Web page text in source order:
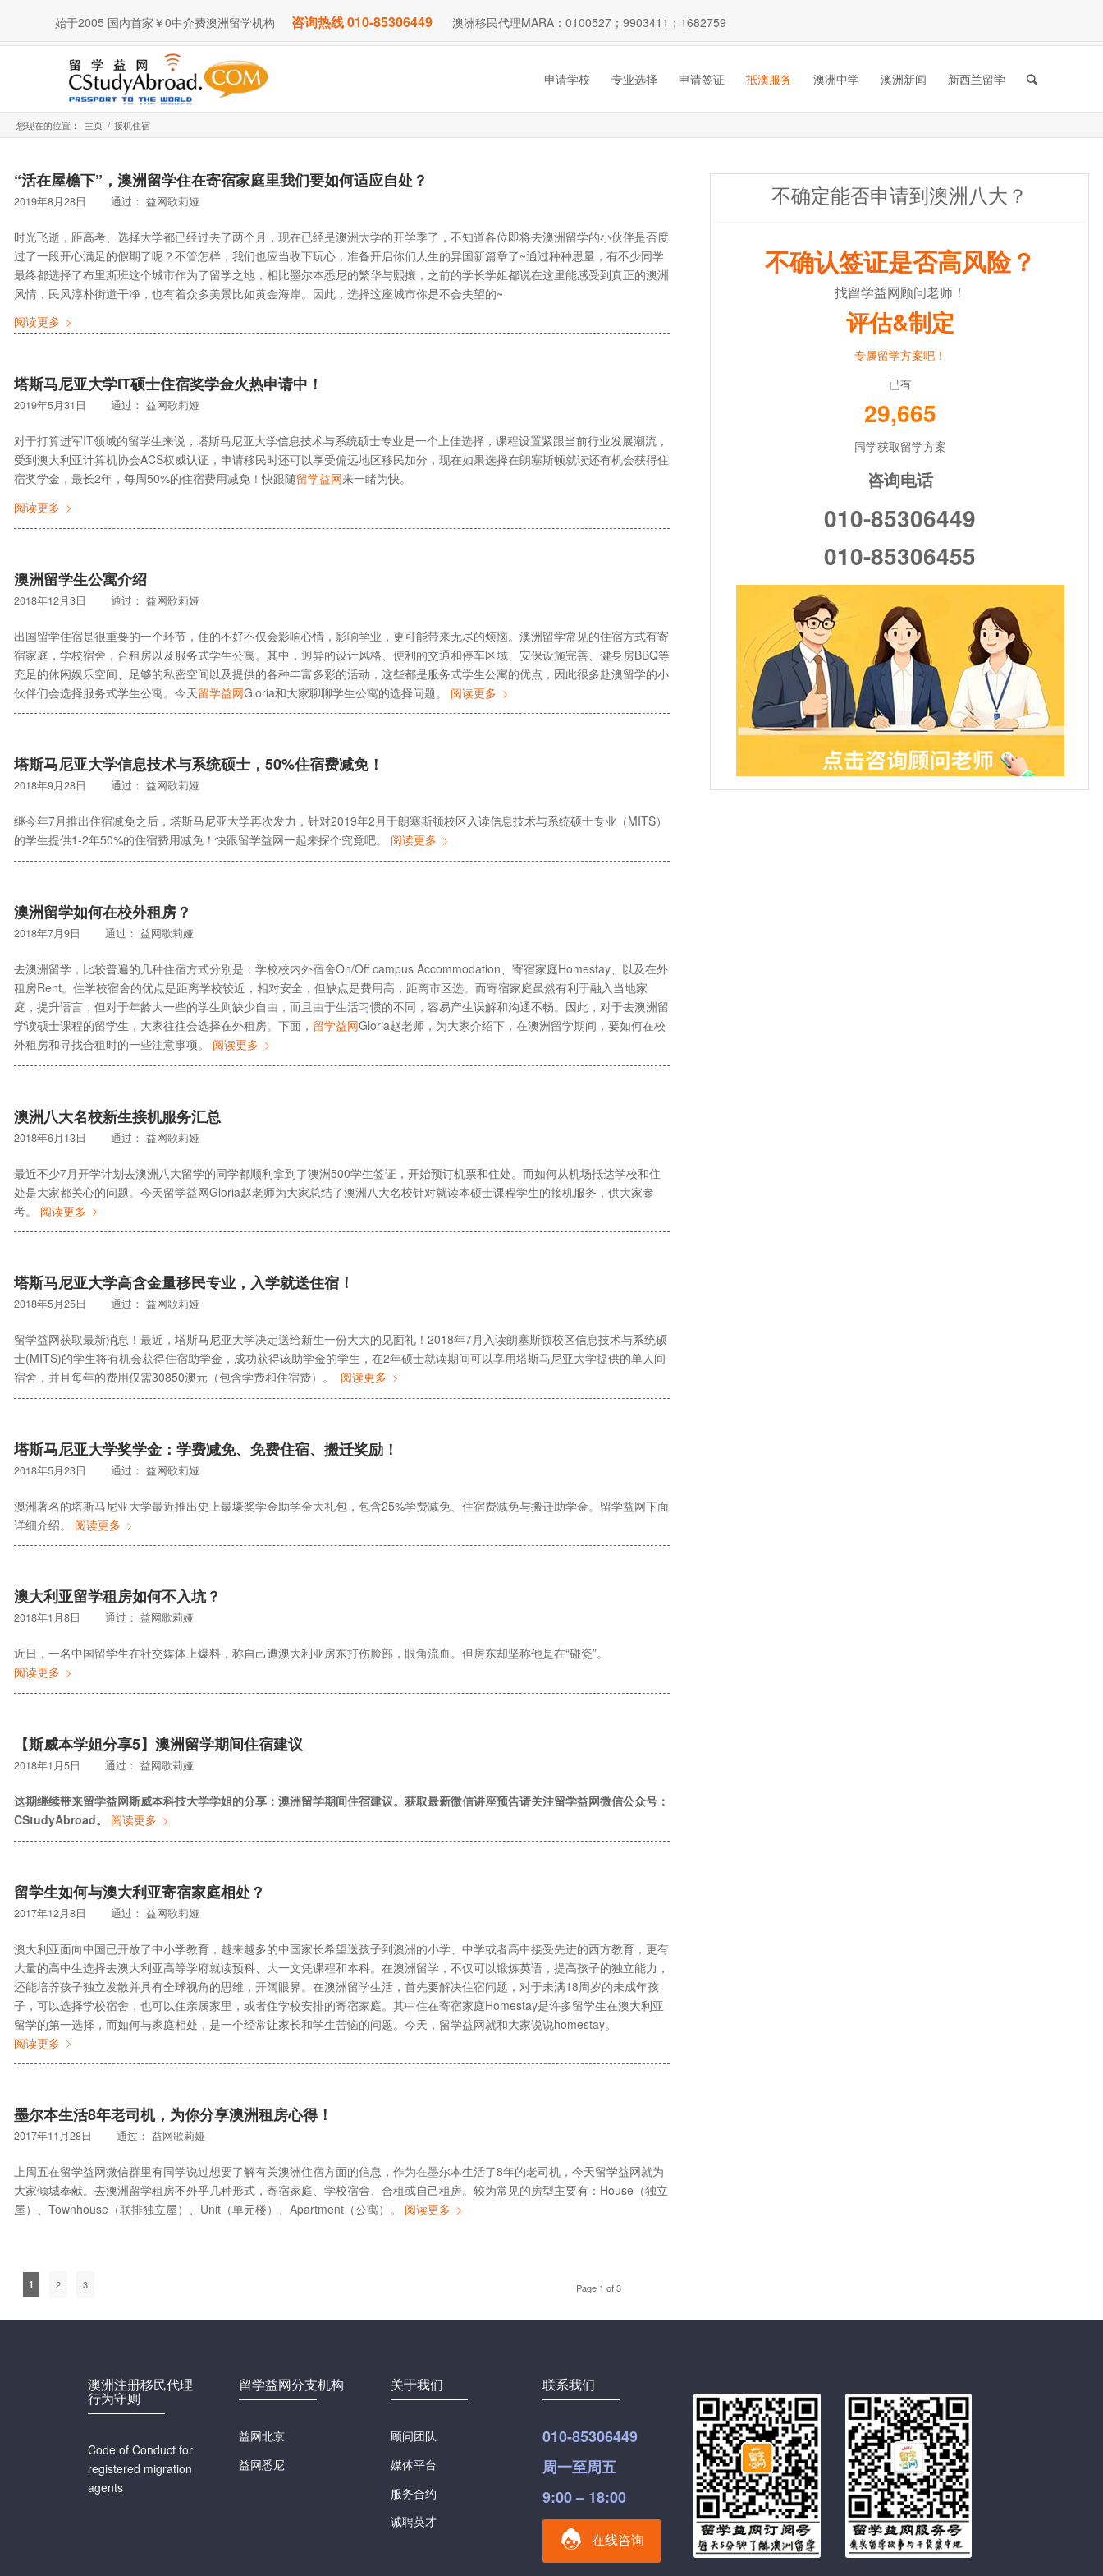
始于2005 国内首家￥0中介费澳洲留学机构 咨询热线 010-85306449 澳洲移民代理MARA：0100527；9903411；1682759
申请学校 专业选择 申请签证 抵澳服务 澳洲中学 澳洲新闻 新西兰留学
您现在的位置： 主页 / 接机住宿
“活在屋檐下”，澳洲留学住在寄宿家庭里我们要如何适应自处？
2019年8月28日 通过： 益网歌莉娅
时光飞逝，距高考、选择大学都已经过去了两个月，现在已经是澳洲大学的开学季了，不知道各位即将去澳洲留学的小伙伴是否度
过了一段开心满足的假期了呢？不管怎样，我们也应当收下玩心，准备开启你们人生的异国新篇章了~通过种种思量，有不少同学
最终都选择了布里斯班这个城市作为了留学之地，相比墨尔本悉尼的繁华与熙攘，之前的学长学姐都说在这里能感受到真正的澳洲
风情，民风淳朴街道干净，也有着众多美景比如黄金海岸。因此，选择这座城市你是不会失望的~
阅读更多
塔斯马尼亚大学IT硕士住宿奖学金火热申请中！
2019年5月31日 通过： 益网歌莉娅
对于打算进军IT领域的留学生来说，塔斯马尼亚大学信息技术与系统硕士专业是一个上佳选择，课程设置紧跟当前行业发展潮流，
受到澳大利亚计算机协会ACS权威认证，申请移民时还可以享受偏远地区移民加分，现在如果选择在朗塞斯顿就读还有机会获得住
宿奖学金，最长2年，每周50%的住宿费用减免！快跟随留学益网来一睹为快。
阅读更多
澳洲留学生公寓介绍
2018年12月3日 通过： 益网歌莉娅
出国留学住宿是很重要的一个环节，住的不好不仅会影响心情，影响学业，更可能带来无尽的烦恼。澳洲留学常见的住宿方式有寄
宿家庭，学校宿舍，合租房以及服务式学生公寓。其中，迥异的设计风格、便利的交通和停车区域、安保设施完善、健身房BBQ等
充足的休闲娱乐空间、足够的私密空间以及提供的各种丰富多彩的活动，这些都是服务式学生公寓的优点，因此很多赴澳留学的小
伙伴们会选择服务式学生公寓。今天留学益网Gloria和大家聊聊学生公寓的选择问题。 阅读更多
塔斯马尼亚大学信息技术与系统硕士，50%住宿费减免！
2018年9月28日 通过： 益网歌莉娅
继今年7月推出住宿减免之后，塔斯马尼亚大学再次发力，针对2019年2月于朗塞斯顿校区入读信息技术与系统硕士专业（MITS）
的学生提供1-2年50%的住宿费用减免！快跟留学益网一起来探个究竟吧。 阅读更多
澳洲留学如何在校外租房？
2018年7月9日 通过： 益网歌莉娅
去澳洲留学，比较普遍的几种住宿方式分别是：学校校内外宿舍On/Off campus Accommodation、寄宿家庭Homestay、以及在外
租房Rent。住学校宿舍的优点是距离学校较近，相对安全，但缺点是费用高，距离市区选。而寄宿家庭虽然有利于融入当地家
庭，提升语言，但对于年龄大一些的学生则缺少自由，而且由于生活习惯的不同，容易产生误解和沟通不畅。因此，对于去澳洲留
学读硕士课程的留学生，大家往往会选择在外租房。下面， 留学益网Gloria赵老师，为大家介绍下，在澳洲留学期间，要如何在校
外租房和寻找合租时的一些注意事项。 阅读更多
澳洲八大名校新生接机服务汇总
2018年6月13日 通过： 益网歌莉娅
最近不少7月开学计划去澳洲八大留学的同学都顺利拿到了澳洲500学生签证，开始预订机票和住处。而如何从机场抵达学校和住
处是大家都关心的问题。今天留学益网Gloria赵老师为大家总结了澳洲八大名校针对就读本硕士课程学生的接机服务，供大家参
考。 阅读更多
塔斯马尼亚大学高含金量移民专业，入学就送住宿！
2018年5月25日 通过： 益网歌莉娅
留学益网获取最新消息！最近，塔斯马尼亚大学决定送给新生一份大大的见面礼！2018年7月入读朗塞斯顿校区信息技术与系统硕
士(MITS)的学生将有机会获得住宿助学金，成功获得该助学金的学生，在2年硕士就读期间可以享用塔斯马尼亚大学提供的单人间
宿舍，并且每年的费用仅需30850澳元（包含学费和住宿费）。 阅读更多
塔斯马尼亚大学奖学金：学费减免、免费住宿、搬迁奖励！
2018年5月23日 通过： 益网歌莉娅
澳洲著名的塔斯马尼亚大学最近推出史上最壕奖学金助学金大礼包，包含25%学费减免、住宿费减免与搬迁助学金。留学益网下面
详细介绍。 阅读更多
澳大利亚留学租房如何不入坑？
2018年1月8日 通过： 益网歌莉娅
近日，一名中国留学生在社交媒体上爆料，称自己遭澳大利亚房东打伤脸部，眼角流血。但房东却坚称他是在“碰瓷”。
阅读更多
【斯威本学姐分享5】澳洲留学期间住宿建议
2018年1月5日 通过： 益网歌莉娅
这期继续带来留学益网斯威本科技大学学姐的分享：澳洲留学期间住宿建议。 获取最新微信讲座预告请关注留学益网微信公众号：
CStudyAbroad。
阅读更多
留学生如何与澳大利亚寄宿家庭相处？
2017年12月8日 通过： 益网歌莉娅
澳大利亚面向中国已开放了中小学教育，越来越多的中国家长希望送孩子到澳洲的小学、中学或者高中接受先进的西方教育，更有
大量的高中生选择去澳大利亚高等学府就读预科、大一文凭课程和本科。在澳洲留学，不仅可以锻炼英语，提高孩子的独立能力，
还能培养孩子独立发散并具有全球视角的思维，开阔眼界。在澳洲留学生活，首先要解决住宿问题，对于未满18周岁的未成年孩
子，可以选择学校宿舍，也可以住亲属家里，或者住学校安排的寄宿家庭。其中住在寄宿家庭Homestay是许多留学生在澳大利亚
留学的第一选择，而如何与家庭相处，是一个经常让家长和学生苦恼的问题。今天，留学益网就和大家说说homestay。
阅读更多
墨尔本生活8年老司机，为你分享澳洲租房心得！
2017年11月28日 通过： 益网歌莉娅
上周五在留学益网微信群里有同学说过想要了解有关澳洲住宿方面的信息，作为在墨尔本生活了8年的老司机，今天留学益网就为
大家倾城奉献。去澳洲留学租房不外乎几种形式，寄宿家庭、学校宿舍、合租或自己租房。较为常见的房型主要有：House（独立
屋）、Townhouse（联排独立屋）、Unit（单元楼）、Apartment（公寓）。 阅读更多
Page 1 of 3
1 2 3
不确定能否申请到澳洲八大？
不确认签证是否高风险？
找留学益网顾问老师！
评估&制定
专属留学方案吧！
已有
29,665
同学获取留学方案
咨询电话
010-85306449
010-85306455
澳洲注册移民代理
行为守则
Code of Conduct for
registered migration
agents
留学益网分支机构
益网北京
益网悉尼
关于我们
顾问团队
媒体平台
服务合约
诚聘英才
联系我们
010-85306449
周一至周五
9:00 – 18:00
在线咨询